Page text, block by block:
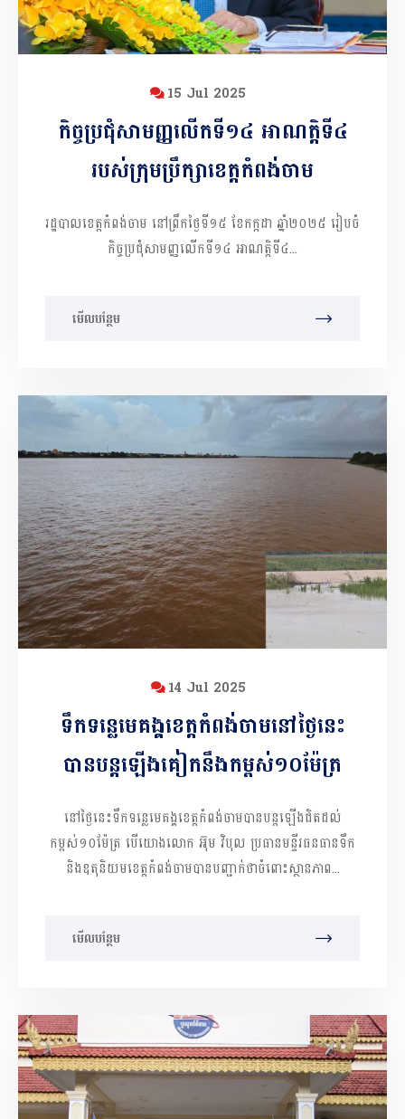
15 Jul 2025
កិច្ចប្រជុំសាមញ្ញលើកទី១៤ អាណត្តិទី៤
របស់ក្រុមប្រឹក្សាខេត្តកំពង់ចាម
រដ្ឋបាលខេត្តកំពង់ចាម នៅព្រឹកថ្ងៃទី១៥ ខែកក្កដា ឆ្នាំ២០២៥ រៀបចំ
កិច្ចប្រជុំសាមញ្ញលើកទី១៤ អាណត្តិទី៤...
មើលបន្ថែម
14 Jul 2025
ទឹកទន្លេមេគង្គខេត្តកំពង់ចាមនៅថ្ងៃនេះ
បានបន្តឡើងគៀកនឹងកម្ពស់១០ម៉ែត្រ
នៅថ្ងៃនេះទឹកទន្លេមេគង្គខេត្តកំពង់ចាមបានបន្តឡើងជិតដល់
កម្ពស់១០ម៉ែត្រ បើយោងលោក អ៊ុម វិបុល ប្រធានមន្ទីរធនធានទឹក
និងឧតុនិយមខេត្តកំពង់ចាមបានបញ្ជាក់ថាចំពោះស្ថានភាព...
មើលបន្ថែម